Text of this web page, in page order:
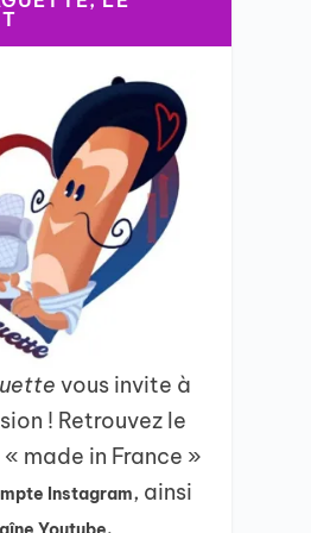
vous invite à
! Retrouvez le
made in France »
Instagram, ainsi